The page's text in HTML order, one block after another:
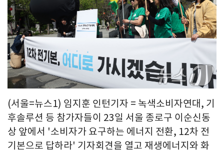
(서울=뉴스1) 임지훈 인턴기자 = 녹색소비자연대, 기
후솔루션 등 참가자들이 23일 서울 종로구 이순신동
상 앞에서 '소비자가 요구하는 에너지 전환, 12차 전
기본으로 답하라' 기자회견을 열고 재생에너지와 화